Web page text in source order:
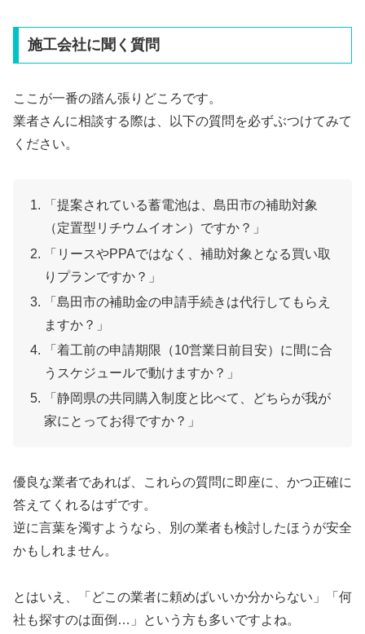
施工会社に聞く質問
ここが一番の踏ん張りどころです。
業者さんに相談する際は、以下の質問を必ずぶつけてみて
ください。
「提案されている蓄電池は、島田市の補助対象
（定置型リチウムイオン）ですか？」
「リースやPPAではなく、補助対象となる買い取
りプランですか？」
「島田市の補助金の申請手続きは代行してもらえ
ますか？」
「着工前の申請期限（10営業日前目安）に間に合
うスケジュールで動けますか？」
「静岡県の共同購入制度と比べて、どちらが我が
家にとってお得ですか？」
優良な業者であれば、これらの質問に即座に、かつ正確に
答えてくれるはずです。
逆に言葉を濁すようなら、別の業者も検討したほうが安全
かもしれません。
とはいえ、「どこの業者に頼めばいいか分からない」「何
社も探すのは面倒…」という方も多いですよね。